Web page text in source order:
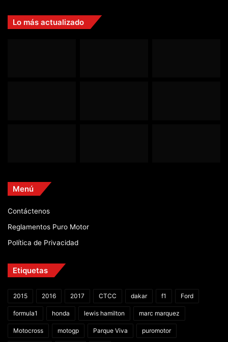
Lo más actualizado
Menú
Contáctenos
Reglamentos Puro Motor
Política de Privacidad
Etiquetas
2015 2016 2017 CTCC dakar f1 Ford
formula1 honda lewis hamilton marc marquez
Motocross motogp Parque Viva puromotor